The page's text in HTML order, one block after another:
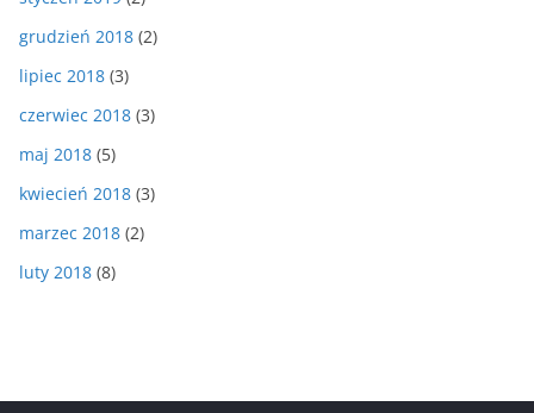
grudzień 2018 (2)
lipiec 2018 (3)
czerwiec 2018 (3)
maj 2018 (5)
kwiecień 2018 (3)
marzec 2018 (2)
luty 2018 (8)